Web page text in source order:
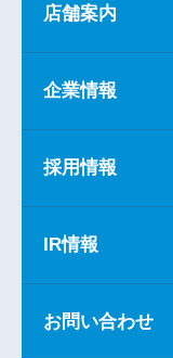
店舗案内
企業情報
採用情報
IR情報
お問い合わせ